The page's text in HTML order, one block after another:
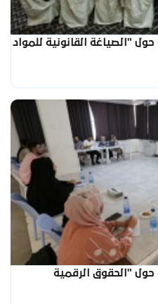
"الصياغة القانونية للمواد
"الحقوق الرقمية